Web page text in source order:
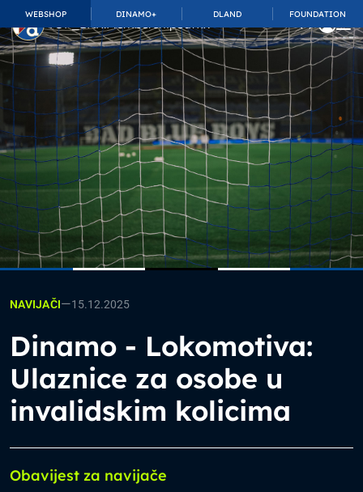
WEBSHOP DINAMO+ DLAND FOUNDATION
TOP_BAR.MembershipSuffix
NAVIJAČI—15.12.2025
Dinamo - Lokomotiva:
Ulaznice za osobe u
invalidskim kolicima
Obavijest za navijače